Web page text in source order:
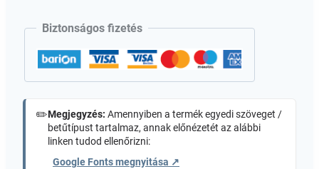
Biztonságos fizetés
✏️Megjegyzés: Amennyiben a termék egyedi szöveget /
betűtípust tartalmaz, annak előnézetét az alábbi
linken tudod ellenőrizni:
Google Fonts megnyitása ↗